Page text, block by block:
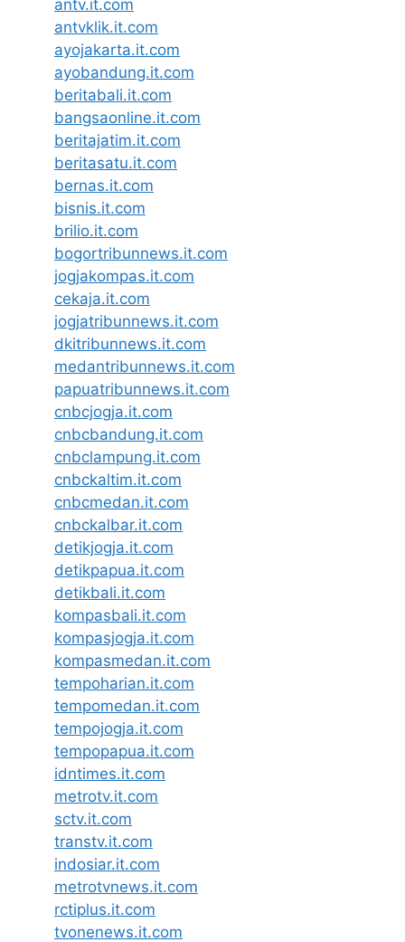
antv.it.com
antvklik.it.com
ayojakarta.it.com
ayobandung.it.com
beritabali.it.com
bangsaonline.it.com
beritajatim.it.com
beritasatu.it.com
bernas.it.com
bisnis.it.com
brilio.it.com
bogortribunnews.it.com
jogjakompas.it.com
cekaja.it.com
jogjatribunnews.it.com
dkitribunnews.it.com
medantribunnews.it.com
papuatribunnews.it.com
cnbcjogja.it.com
cnbcbandung.it.com
cnbclampung.it.com
cnbckaltim.it.com
cnbcmedan.it.com
cnbckalbar.it.com
detikjogja.it.com
detikpapua.it.com
detikbali.it.com
kompasbali.it.com
kompasjogja.it.com
kompasmedan.it.com
tempoharian.it.com
tempomedan.it.com
tempojogja.it.com
tempopapua.it.com
idntimes.it.com
metrotv.it.com
sctv.it.com
transtv.it.com
indosiar.it.com
metrotvnews.it.com
rctiplus.it.com
tvonenews.it.com